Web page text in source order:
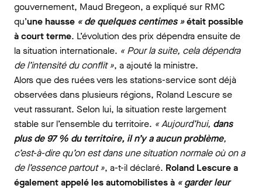
gouvernement, Maud Bregeon, a expliqué sur RMC
qu’une hausse « de quelques centimes »était possible
à court terme. L’évolution des prix dépendra ensuite de
la situation internationale. « Pour la suite, cela dépendra
de l’intensité du conflit », a ajouté la ministre.
Alors que des ruées vers les stations-service sont déjà
observées dans plusieurs régions, Roland Lescure se
veut rassurant. Selon lui, la situation reste largement
stable sur l’ensemble du territoire. « Aujourd’hui, dans
plus de 97 % du territoire, il n’y a aucun problème,
c’est-à-dire qu’on est dans une situation normale où on a
de l’essence partout », a-t-il déclaré. Roland Lescure a
également appelé les automobilistes à « garder leur